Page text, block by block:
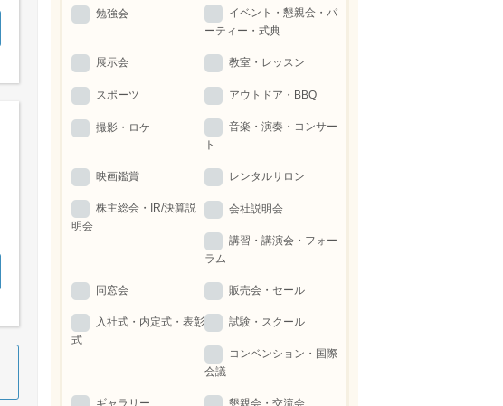
勉強会
イベント・懇親会・パ
ーティー・式典
展示会 教室・レッスン
スポーツ アウトドア・BBQ
撮影・ロケ
音楽・演奏・コンサー
ト
映画鑑賞 レンタルサロン
株主総会・IR/決算説
明会
会社説明会
講習・講演会・フォー
ラム
同窓会 販売会・セール
入社式・内定式・表彰
式
試験・スクール
コンベンション・国際
会議